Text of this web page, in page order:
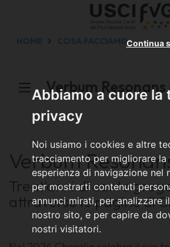
Abbiamo a cuore la
privacy
Noi usiamo i cookies e altre
tracciamento per migliorare la
esperienza di navigazione nel
per mostrarti contenuti
annunci mirati, per analizzare
nostro sito, e per capire da
nostri visitatori.
Continua
HOME COSA FACCIAMO
Verbum
Verbum
Trent'anni di canto
attraverso le pagine di